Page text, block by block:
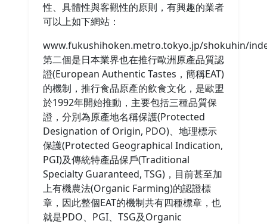
性、具體性與客觀性的原則，有興趣的業者
可以上如下網站：
www.fukushihoken.metro.tokyo.jp/shokuhin/
第二個是日本業界也在推行歐洲原產品質認
證(European Authentic Tastes，簡稱EAT)
的機制，推行食品原產的飲食文化，是歐盟
於1992年開始推動，主要包括三種品質保
證，分別為原產地名稱保護(Protected
Designation of Origin, PDO)、地理標示
保護(Protected Geographical Indication,
PGI)及傳統特產品保戶(Traditional
Specialty Guaranteed, TSG)，目前甚至加
上有機農法(Organic Farming)的認證標
章，因此整個EAT的機制共有四種標章，也
就是PDO、PGI、TSG及Organic